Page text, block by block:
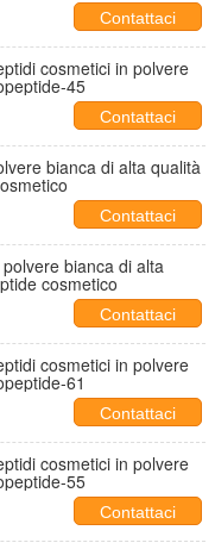
Contattaci
cosmetici in polvere
45
Contattaci
bianca di alta qualità
Contattaci
bianca di alta
cosmetico
Contattaci
cosmetici in polvere
61
Contattaci
cosmetici in polvere
55
Contattaci